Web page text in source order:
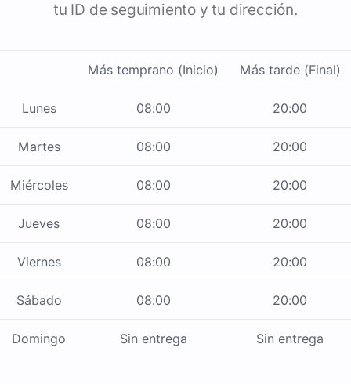
tu ID de seguimiento y tu dirección.
Más temprano (Inicio) Más tarde (Final)
Lunes 08:00 20:00
Martes 08:00 20:00
Miércoles 08:00 20:00
Jueves 08:00 20:00
Viernes 08:00 20:00
Sábado 08:00 20:00
Domingo Sin entrega Sin entrega